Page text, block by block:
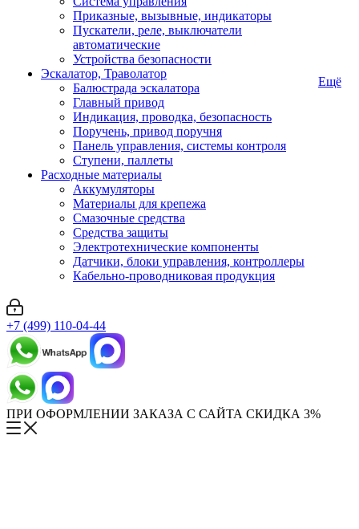
Приказные, вызывные, индикаторы
Пускатели, реле, выключатели
автоматические
Устройства безопасности
Эскалатор, Траволатор
Балюстрада эскалатора
Главный привод
Индикация, проводка, безопасность
Поручень, привод поручня
Панель управления, системы контроля
Ступени, паллеты
Расходные материалы
Аккумуляторы
Материалы для крепежа
Смазочные средства
Средства защиты
Электротехнические компоненты
Датчики, блоки управления, контроллеры
Кабельно-проводниковая продукция
Ещё
+7 (499) 110-04-44
ПРИ ОФОРМЛЕНИИ ЗАКАЗА С САЙТА СКИДКА 3%